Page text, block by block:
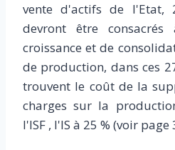
vente d'actifs de l'Etat,
devront être
croissance et de
de production, dans ces
trouvent le coût de la
charges sur la
l'ISF , l'IS à 25 % (voir page